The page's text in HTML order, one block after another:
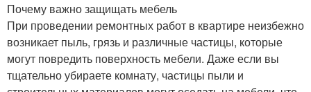
Почему важно защищать мебель
При проведении ремонтных работ в квартире неизбежно
возникает пыль, грязь и различные частицы, которые
могут повредить поверхность мебели. Даже если вы
тщательно убираете комнату, частицы пыли и